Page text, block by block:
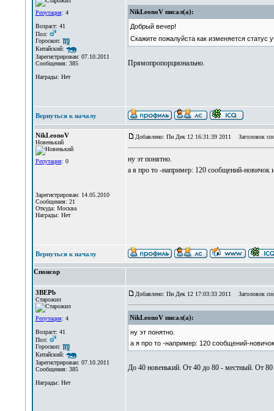
Репутация: 4
Возраст: 41
Пол:
Гороскоп:
Китайский:
Зарегистрирован: 07.10.2011
Сообщения: 385
Награды: Нет
NikLeonoV писал(а):
Добрый вечер!
Скажите пожалуйста как изменяется статус
Прямопропорционально.
Вернуться к началу
NikLeonoV
Новенький
Репутация: 0
Зарегистрирован: 14.05.2010
Сообщения: 21
Откуда: Москва
Награды: Нет
Добавлено: Пн Дек 12 16:31:39 2011 Заголовок
ну эт понятно.
а я про то -например: 120 сообщений-новичок
Вернуться к началу
Спонсор
3BEPb
Старожил
Репутация: 4
Возраст: 41
Пол:
Гороскоп:
Китайский:
Зарегистрирован: 07.10.2011
Сообщения: 385
Награды: Нет
Добавлено: Пн Дек 12 17:03:33 2011 Заголовок
NikLeonoV писал(а):
ну эт понятно.
а я про то -например: 120 сообщений-
До 40 новенький. От 40 до 80 - местный. От 80